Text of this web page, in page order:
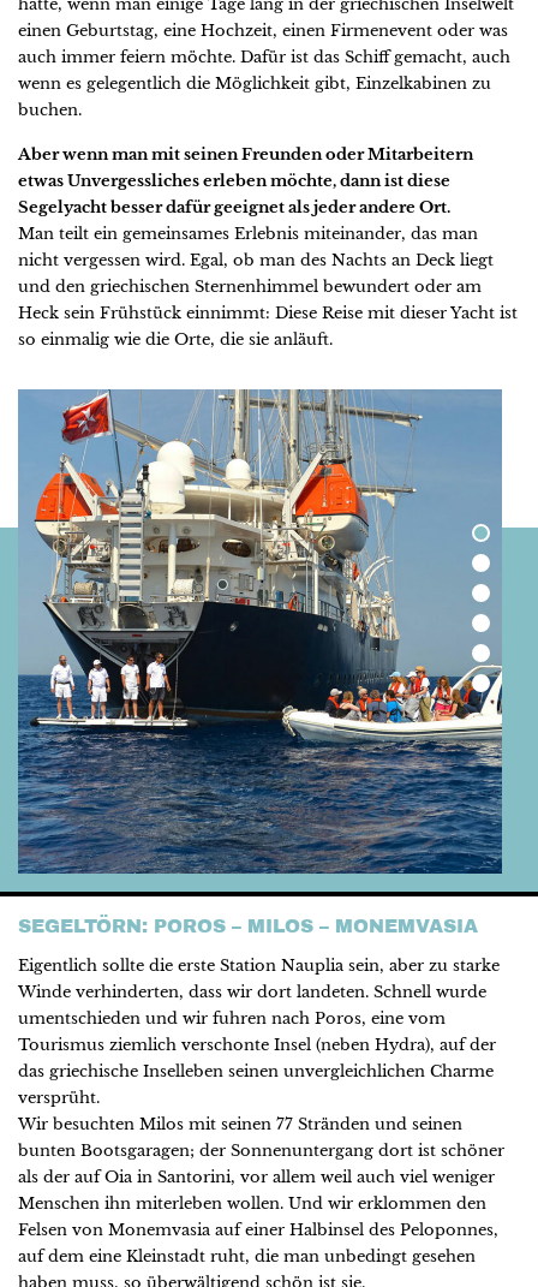
einen Geburtstag, eine Hochzeit, einen Firmenevent oder was
auch immer feiern möchte. Dafür ist das Schiff gemacht, auch
wenn es gelegentlich die Möglichkeit gibt, Einzelkabinen zu
buchen.
Aber wenn man mit seinen Freunden oder Mitarbeitern
etwas Unvergessliches erleben möchte, dann ist diese
Segelyacht besser dafür geeignet als jeder andere Ort.
Man teilt ein gemeinsames Erlebnis miteinander, das man
nicht vergessen wird. Egal, ob man des Nachts an Deck liegt
und den griechischen Sternenhimmel bewundert oder am
Heck sein Frühstück einnimmt: Diese Reise mit dieser Yacht ist
so einmalig wie die Orte, die sie anläuft.
SEGELTÖRN: POROS – MILOS – MONEMVASIA
Eigentlich sollte die erste Station Nauplia sein, aber zu starke
Winde verhinderten, dass wir dort landeten. Schnell wurde
umentschieden und wir fuhren nach Poros, eine vom
Tourismus ziemlich verschonte Insel (neben Hydra), auf der
das griechische Inselleben seinen unvergleichlichen Charme
versprüht.
Wir besuchten Milos mit seinen 77 Stränden und seinen
bunten Bootsgaragen; der Sonnenuntergang dort ist schöner
als der auf Oia in Santorini, vor allem weil auch viel weniger
Menschen ihn miterleben wollen. Und wir erklommen den
Felsen von Monemvasia auf einer Halbinsel des Peloponnes,
auf dem eine Kleinstadt ruht, die man unbedingt gesehen